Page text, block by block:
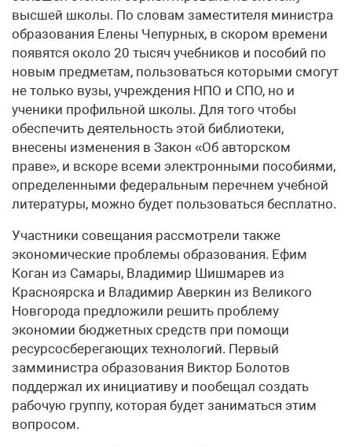
высшей школы. По словам заместителя министра
образования Елены Чепурных, в скором времени
появятся около 20 тысяч учебников и пособий по
новым предметам, пользоваться которыми смогут
не только вузы, учреждения НПО и СПО, но и
ученики профильной школы. Для того чтобы
обеспечить деятельность этой библиотеки,
внесены изменения в Закон «Об авторском
праве», и вскоре всеми электронными пособиями,
определенными федеральным перечнем учебной
литературы, можно будет пользоваться бесплатно.
Участники совещания рассмотрели также
экономические проблемы образования. Ефим
Коган из Самары, Владимир Шишмарев из
Красноярска и Владимир Аверкин из Великого
Новгорода предложили решить проблему
экономии бюджетных средств при помощи
ресурсосберегающих технологий. Первый
замминистра образования Виктор Болотов
поддержал их инициативу и пообещал создать
рабочую группу, которая будет заниматься этим
вопросом.